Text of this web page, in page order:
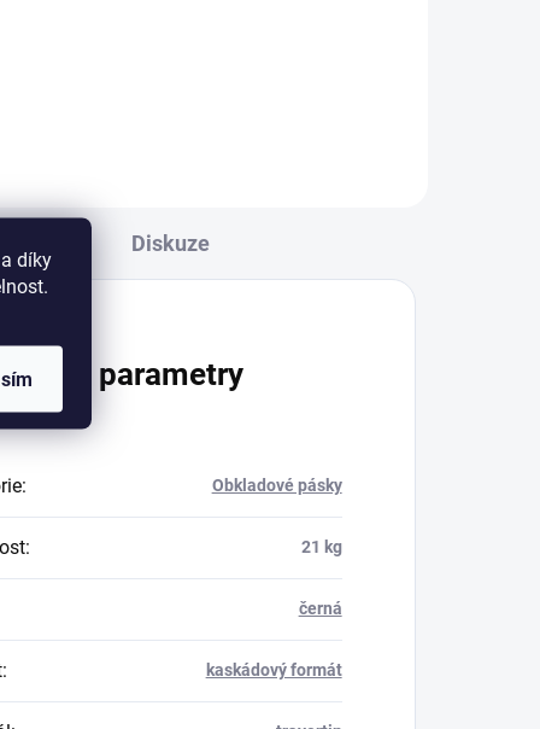
díky
Diskuze
parametry
: Obkladové pásky
: 21 kg
černá
: kaskádový formát